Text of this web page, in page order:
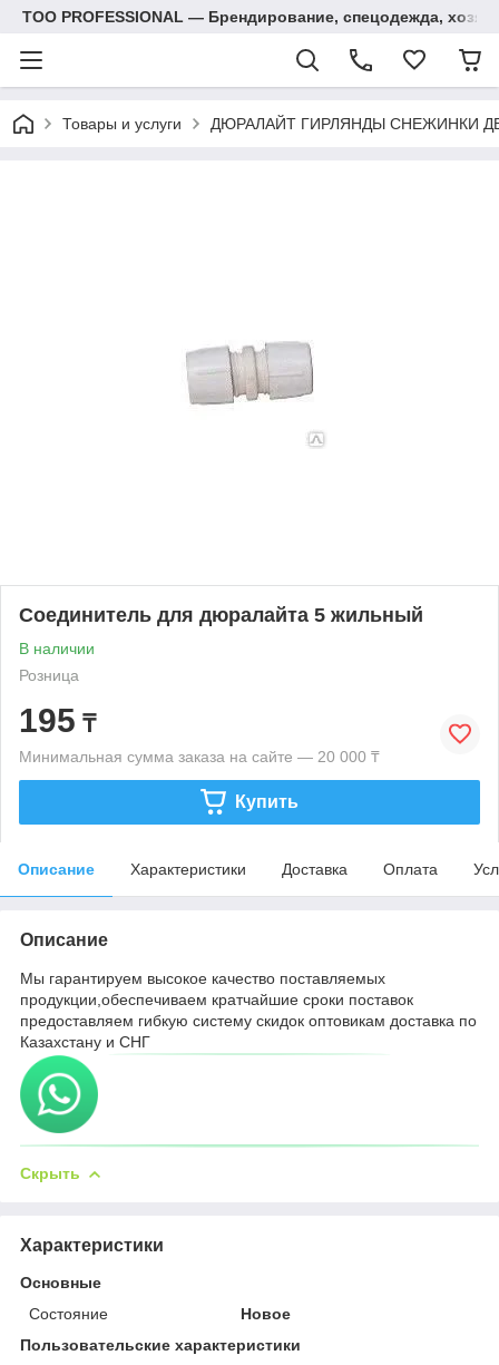
ТОО PROFESSIONAL — Брендирование, спецодежда,
Товары и услуги ДЮРАЛАЙТ ГИРЛЯНДЫ СНЕЖИНКИ
Соединитель для дюралайта 5 жильный
В наличии
Розница
195 ₸
Минимальная сумма заказа на сайте — 20 000 ₸
Купить
Описание Характеристики Доставка Оплата
Описание
Мы гарантируем высокое качество поставляемых
продукции,обеспечиваем кратчайшие сроки поставок
предоставляем гибкую систему скидок оптовикам доставка по
Казахстану и СНГ
Скрыть
Характеристики
Основные
Состояние
Новое
Пользовательские характеристики